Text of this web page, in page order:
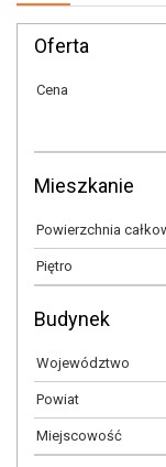
Oferta
Cena
Mieszkanie
Powierzchnia
Piętro
Budynek
Województwo
Powiat
Miejscowość